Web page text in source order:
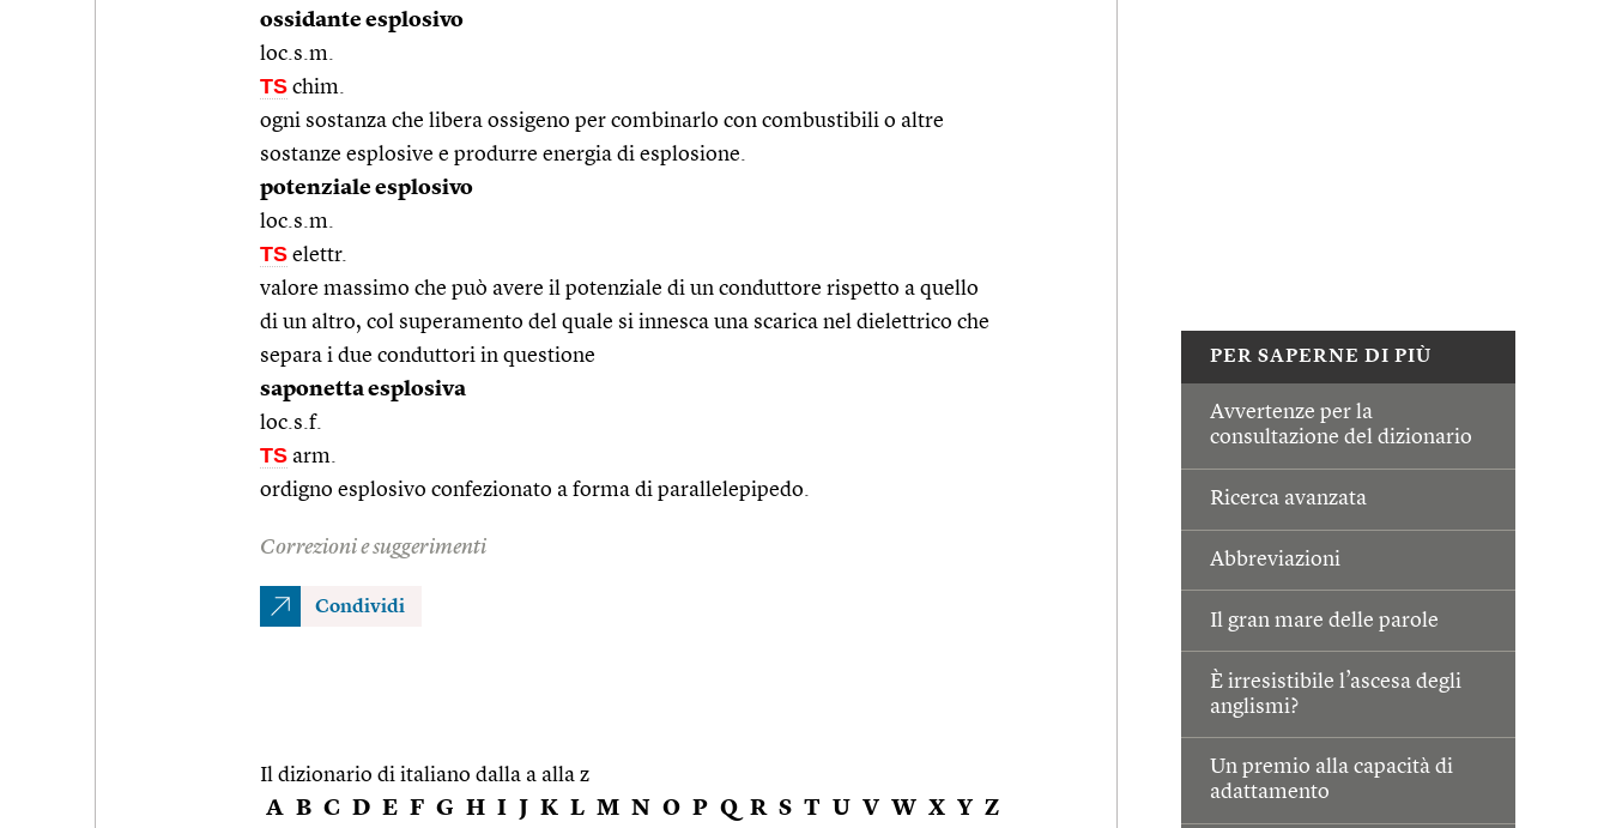
PER SAPERNE DI PIÙ
Avvertenze per la
consultazione del dizionario
Ricerca avanzata
Abbreviazioni
Il gran mare delle parole
È irresistibile l’ascesa degli
anglismi?
Un premio alla capacità di
adattamento
ossidante esplosivo
loc.s.m.
TS chim.
ogni sostanza che libera ossigeno per combinarlo con combustibili o altre
sostanze esplosive e produrre energia di esplosione.
potenziale esplosivo
loc.s.m.
TS elettr.
valore massimo che può avere il potenziale di un conduttore rispetto a quello
di un altro, col superamento del quale si innesca una scarica nel dielettrico che
separa i due conduttori in questione
saponetta esplosiva
loc.s.f.
TS arm.
ordigno esplosivo confezionato a forma di parallelepipedo.
Correzioni e suggerimenti
Condividi
Il dizionario di italiano dalla a alla z
A B C D E F G H I J K L M N O P Q R S T U V W X Y Z